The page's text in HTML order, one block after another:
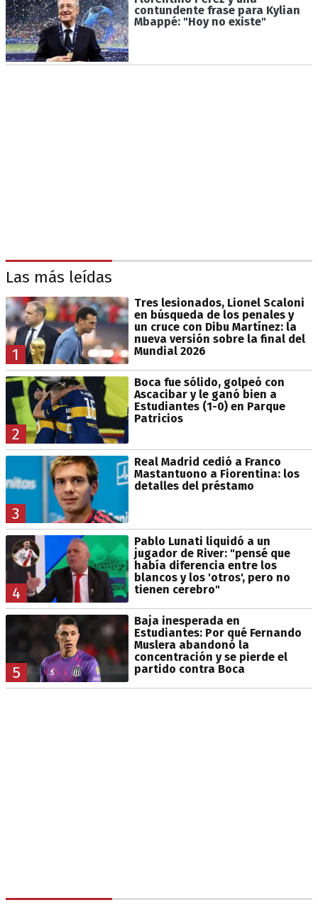
contundente frase para Kylian
Mbappé: "Hoy no existe"
Las más leídas
1
Tres lesionados, Lionel Scaloni
en búsqueda de los penales y
un cruce con Dibu Martínez: la
nueva versión sobre la final del
Mundial 2026
2
Boca fue sólido, golpeó con
Ascacibar y le ganó bien a
Estudiantes (1-0) en Parque
Patricios
3
Real Madrid cedió a Franco
Mastantuono a Fiorentina: los
detalles del préstamo
4
Pablo Lunati liquidó a un
jugador de River: "pensé que
había diferencia entre los
blancos y los 'otros', pero no
tienen cerebro"
5
Baja inesperada en
Estudiantes: Por qué Fernando
Muslera abandonó la
concentración y se pierde el
partido contra Boca